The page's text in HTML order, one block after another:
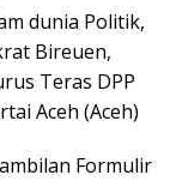
dunia Politik,
Bireuen,
Teras DPP
Aceh (Aceh)
Formulir